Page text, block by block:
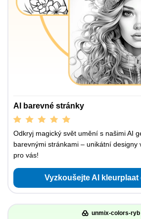
AI barevné stránky
Odkryj magický svět umění s našimi AI
barevnými stránkami – unikátní designy
pro vás!
Vyzkoušejte AI kleurplaat
unmix-colors-ryb